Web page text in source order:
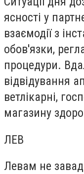
ясності у
взаємодії з
обов'язки,
процедури.
відвідування
ветлікарні,
магазину
ЛЕВ
Левам не